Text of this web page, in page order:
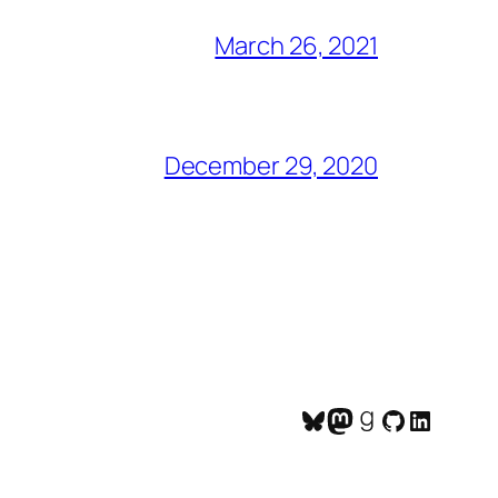
March 26, 2021
December 29, 2020
Bluesky
Mastodon
Goodreads
GitHub